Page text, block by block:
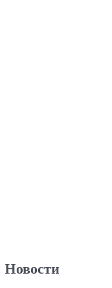
Новости